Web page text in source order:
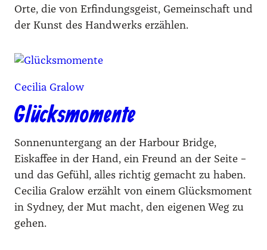
Orte, die von Erfindungsgeist, Gemeinschaft und
der Kunst des Handwerks erzählen.
Cecilia Gralow
Glücksmomente
Sonnenuntergang an der Harbour Bridge,
Eiskaffee in der Hand, ein Freund an der Seite –
und das Gefühl, alles richtig gemacht zu haben.
Cecilia Gralow erzählt von einem Glücksmoment
in Sydney, der Mut macht, den eigenen Weg zu
gehen.